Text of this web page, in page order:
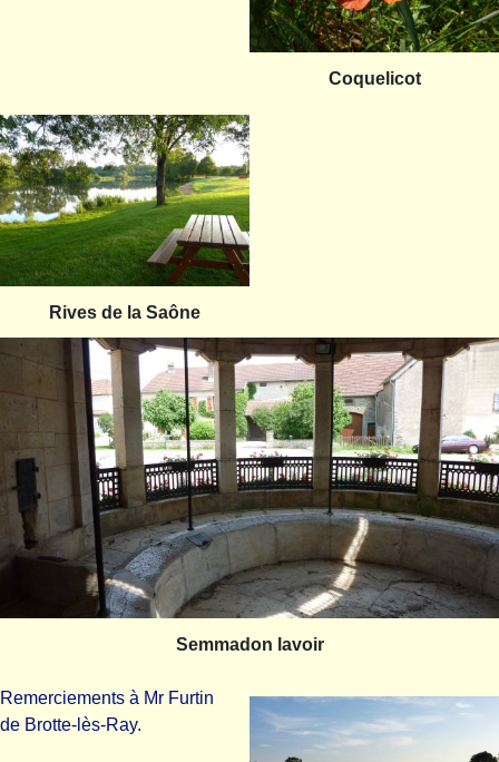
Coquelicot
Rives de la Saône
Semmadon lavoir
Remerciements à Mr Furtin
de Brotte-lès-Ray.